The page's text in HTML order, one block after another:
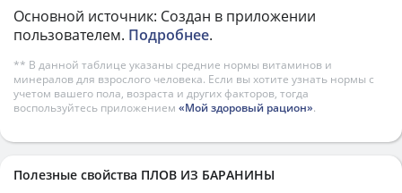
Основной источник: Создан в приложении
пользователем. Подробнее.
** В данной таблице указаны средние нормы витаминов и
минералов для взрослого человека. Если вы хотите узнать нормы с
учетом вашего пола, возраста и других факторов, тогда
воспользуйтесь приложением «Мой здоровый рацион».
Полезные свойства ПЛОВ ИЗ БАРАНИНЫ